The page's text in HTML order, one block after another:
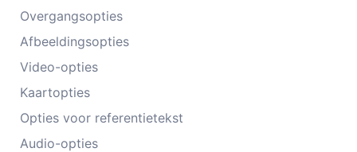
Overgangsopties
Afbeeldingsopties
Video-opties
Kaartopties
Opties voor referentietekst
Audio-opties